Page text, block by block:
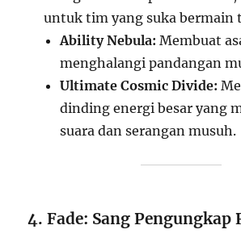
untuk tim yang suka bermain
Ability Nebula: Membuat
menghalangi pandangan
Ultimate Cosmic Divide:
dinding energi besar yang
suara dan serangan musuh.
4. Fade: Sang Pengungkap